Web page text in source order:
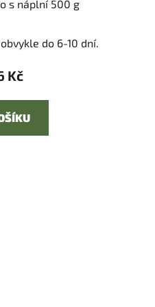
s náplní 500 g
do 6-10 dní.
Kč